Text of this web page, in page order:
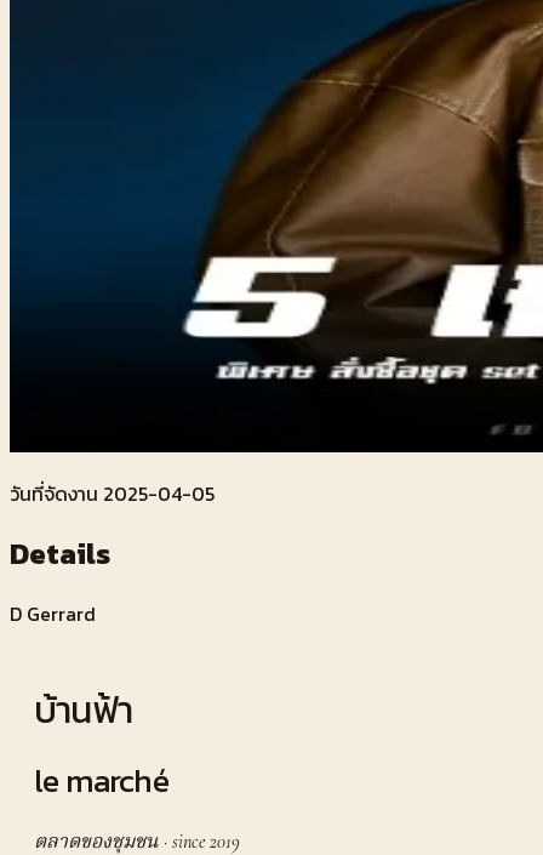
วันที่จัดงาน 2025-04-05
Details
D Gerrard
บ้านฟ้า
le marché
ตลาดของชุมชน · since 2019